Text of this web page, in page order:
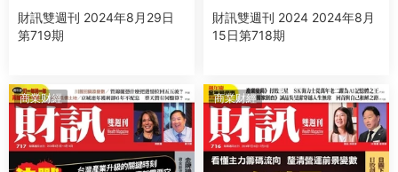
財訊雙週刊 2024年8月29日
第719期
財訊雙週刊 2024 2024年8月
15日第718期
商業财經 商業财經